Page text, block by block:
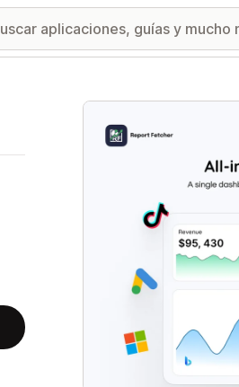
Galería de imágenes